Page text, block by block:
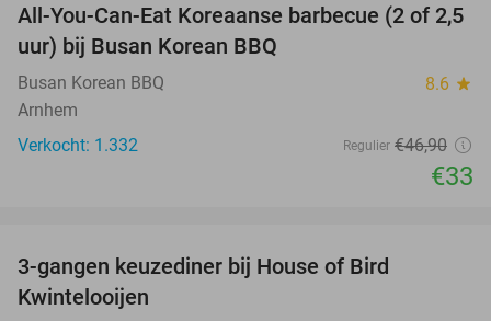
30%
All-You-Can-Eat Koreaanse barbecue (2 of 2,5
uur) bij Busan Korean BBQ
Busan Korean BBQ 8.6 star
Arnhem
Verkocht: 1.332
Regulier €46,90
€33
3-gangen keuzediner bij House of Bird
Kwintelooijen